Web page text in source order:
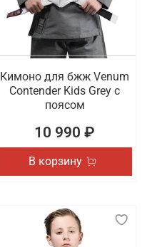
Кимоно для бжж Venum
Contender Kids Grey с
поясом
10 990 ₽
В корзину